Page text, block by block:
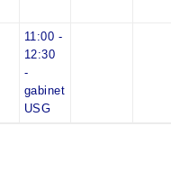
11:00 -
12:30
-
gabinet
USG